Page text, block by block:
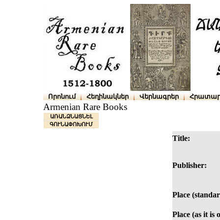
Որոնում Հեղինակներ Վերնագրեր
Armenian Rare Books
ԱՌԱՆՁՆԱՑՆԵԼ
ԳՈՒՆԱՓՈԽՈՒՄ
Title:
Publisher:
Place
Place (as it is